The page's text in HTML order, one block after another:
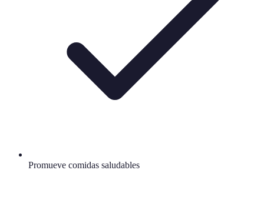
Promueve comidas saludables